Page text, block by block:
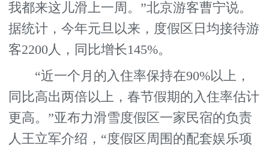
我都来这儿滑上一周。”北京游客曹宁说。
据统计，今年元旦以来，度假区日均接待游
客2200人，同比增长145%。
“近一个月的入住率保持在90%以上，
同比高出两倍以上，春节假期的入住率估计
更高。”亚布力滑雪度假区一家民宿的负责
人王立军介绍，“度假区周围的配套娱乐项